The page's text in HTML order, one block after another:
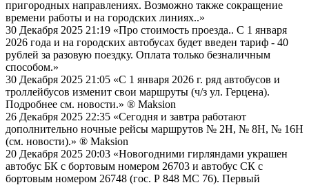
пригородных направлениях. Возможно также сокращение
времени работы и на городских линиях..»
30 Декабря 2025 21:19 «Про стоимость проезда.. С 1 января
2026 года и на городских автобусах будет введен тариф - 40
рублей за разовую поездку. Оплата только безналичным
способом.»
30 Декабря 2025 21:05 «С 1 января 2026 г. ряд автобусов и
троллейбусов изменит свои маршруты (ч/з ул. Герцена).
Подробнее см. новости.» ® Maksion
26 Декабря 2025 22:35 «Сегодня и завтра работают
дополнительно ночные рейсы маршрутов № 2Н, № 8Н, № 16Н
(см. новости).» ® Maksion
20 Декабря 2025 20:03 «Новогодними гирляндами украшен
автобус БК с бортовым номером 26703 и автобус СК с
бортовым номером 26748 (гос. Р 848 МС 76). Первый